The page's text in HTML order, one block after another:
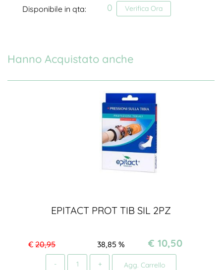
Disponibile in qta:
Verifica Ora
0
Hanno Acquistato anche
EPITACT PROT TIB SIL 2PZ
€ 20,95 %
38,85 € 10,50
Agg. Carrello